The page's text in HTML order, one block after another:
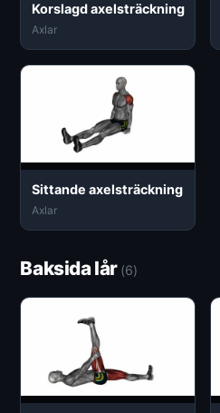
Korslagd axelsträckning
Axlar
Sittande axelsträckning
Axlar
Baksida lår (6)